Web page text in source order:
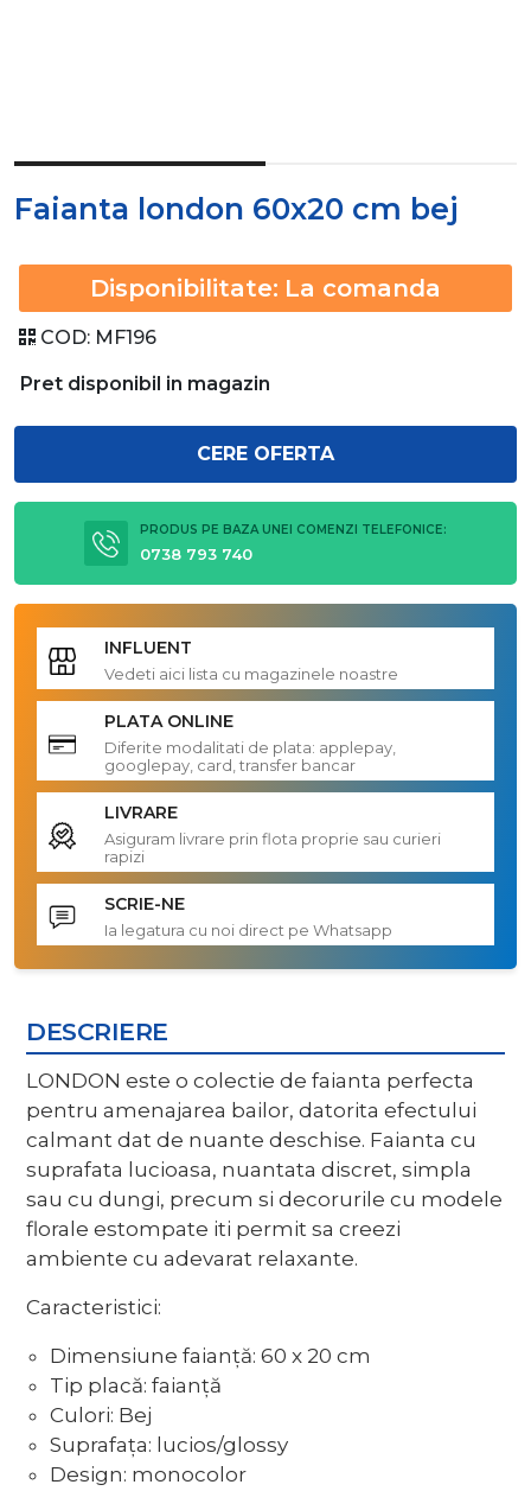
Faianta london 60x20 cm bej
Disponibilitate: La comanda
COD: MF196
Pret disponibil in magazin
CERE OFERTA
PRODUS PE BAZA UNEI COMENZI TELEFONICE:
0738 793 740
INFLUENT
Vedeti aici lista cu magazinele noastre
PLATA ONLINE
Diferite modalitati de plata: applepay,
googlepay, card, transfer bancar
LIVRARE
Asiguram livrare prin flota proprie sau curieri
rapizi
SCRIE-NE
Ia legatura cu noi direct pe Whatsapp
DESCRIERE
LONDON este o colectie de faianta perfecta
pentru amenajarea bailor, datorita efectului
calmant dat de nuante deschise. Faianta cu
suprafata lucioasa, nuantata discret, simpla
sau cu dungi, precum si decorurile cu modele
florale estompate iti permit sa creezi
ambiente cu adevarat relaxante.
Caracteristici:
Dimensiune faianță: 60 x 20 cm
Tip placă: faianță
Culori: Bej
Suprafața: lucios/glossy
Design: monocolor